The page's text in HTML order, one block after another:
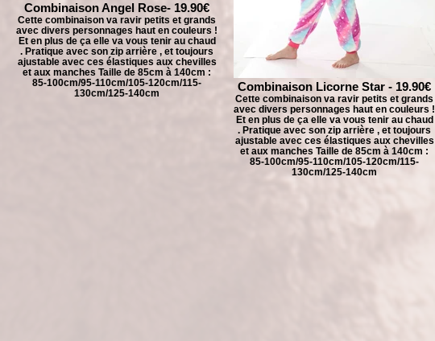
Combinaison Angel Rose- 19.90€
Cette combinaison va ravir petits et grands
avec divers personnages haut en couleurs !
Et en plus de ça elle va vous tenir au chaud
. Pratique avec son zip arrière , et toujours
ajustable avec ces élastiques aux chevilles
et aux manches Taille de 85cm à 140cm :
85-100cm/95-110cm/105-120cm/115-
130cm/125-140cm
Combinaison Licorne Star - 19.90€
Cette combinaison va ravir petits et grands
avec divers personnages haut en couleurs !
Et en plus de ça elle va vous tenir au chaud
. Pratique avec son zip arrière , et toujours
ajustable avec ces élastiques aux chevilles
et aux manches Taille de 85cm à 140cm :
85-100cm/95-110cm/105-120cm/115-
130cm/125-140cm